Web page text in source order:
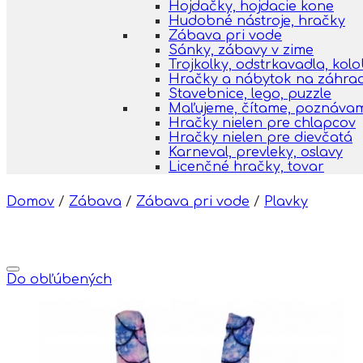
Hojdačky, hojdacie kone
Hudobné nástroje, hračky
Zábava pri vode
Sánky, zábavy v zime
Trojkolky, odstrkavadla,
Hračky a nábytok na
Stavebnice, lego, puzzle
Maľujeme, čítame,
Hračky nielen pre chlapcov
Hračky nielen pre dievčatá
Karneval, prevleky, oslavy
Licenčné hračky, tovar
Domov / Zábava / Zábava pri vode / Plavky
Do obľúbených